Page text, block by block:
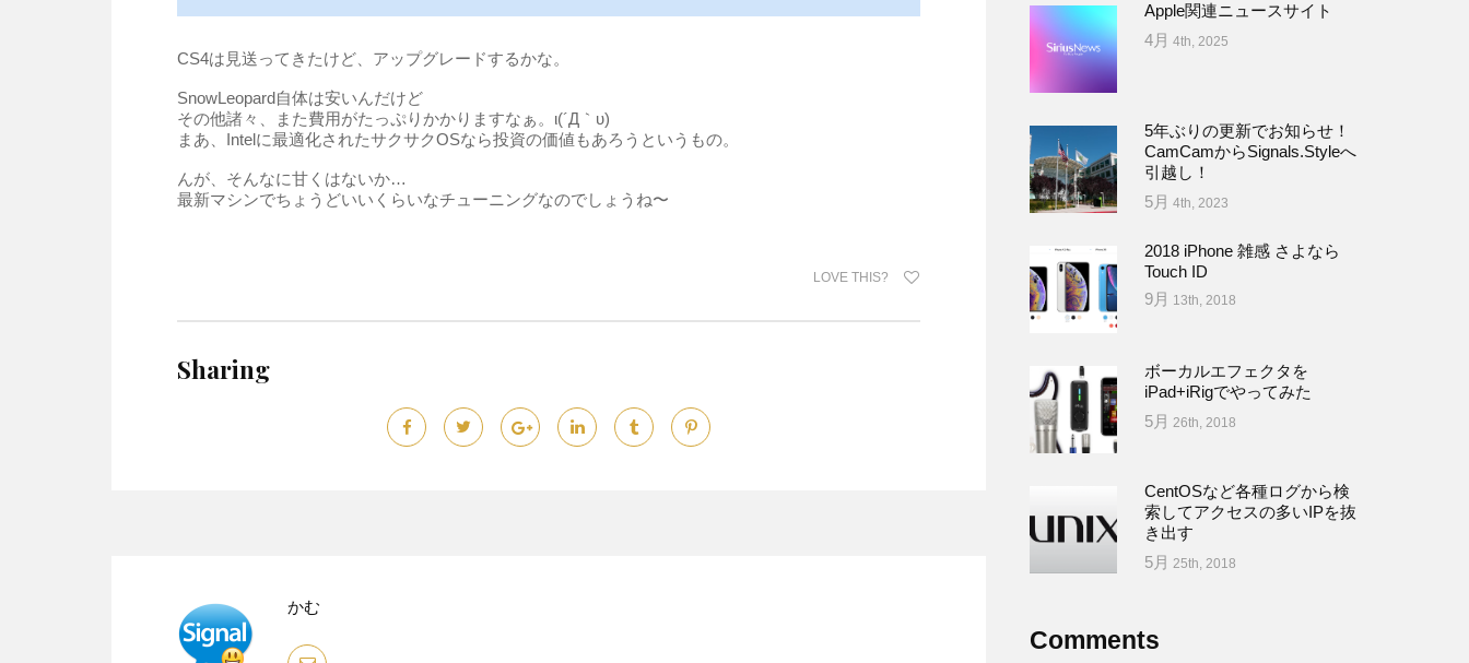
CS4は見送ってきたけど、アップグレードするかな。
SnowLeopard自体は安いんだけど
その他諸々、また費用がたっぷりかかりますなぁ。ι(´Д｀υ)
まあ、Intelに最適化されたサクサクOSなら投資の価値もあろうというもの。
んが、そんなに甘くはないか…
最新マシンでちょうどいいくらいなチューニングなのでしょうね〜
LOVE THIS?
Sharing
かむ
Apple関連ニュースサイト
4月 4th, 2025
5年ぶりの更新でお知らせ！
CamCamからSignals.Styleへ
引越し！
5月 4th, 2023
2018 iPhone 雑感 さよなら
Touch ID
9月 13th, 2018
ボーカルエフェクタを
iPad+iRigでやってみた
5月 26th, 2018
CentOSなど各種ログから検
索してアクセスの多いIPを抜
き出す
5月 25th, 2018
Comments